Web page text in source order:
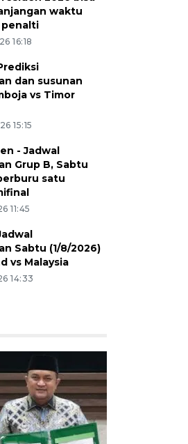
waktu
penalti
16:18
dan susunan
vs Timor
15:15
- Jadwal
Grup B, Sabtu
satu
11:45
Sabtu (1/8/2026)
vs Malaysia
14:33